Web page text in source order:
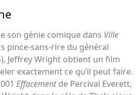
son génie comique dans Ville
pince-sans-rire du général
Jeffrey Wright obtient un film
exactement ce qu’il peut faire.
Effacementde Percival Everett,